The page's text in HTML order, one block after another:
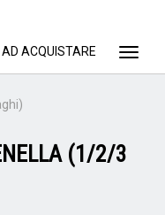
AD ACQUISTARE
(1/2/3